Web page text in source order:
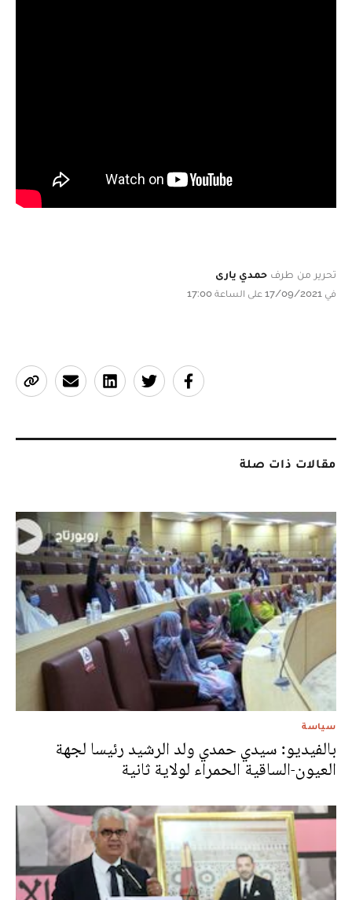
تحرير من طرف حمدي يارى
في 17/09/2021 على الساعة 17:00
مقالات ذات صلة
سياسة
بالفيديو: سيدي حمدي ولد الرشيد رئيسا لجهة
العيون-الساقية الحمراء لولاية ثانية